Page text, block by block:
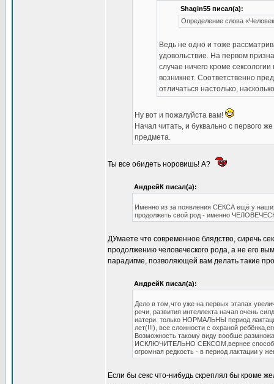
Shagin55 писал(а):
Определение слова
Ведь не одно и тоже
удовольствие. На первом
случае ничего кроме сексологии
возникнет. Соответственно
отличаться настолько,
Ну вот и пожалуйста вам!
Начал читать, и буквально с первого
предмета.
Ты все обидеть норовишь! А?
АндрейК писал(а):
Именно из за появления СЕКСА ещё у
продолжеть свой род - именно
ДУмаете что современное блядство, сиречь
продолжению человеческого рода, а не его
парадигме, позволяющей вам делать такие
АндрейК писал(а):
Дело в том,что уже на первых этапах
речи, развития интеллекта начал очень
иатери. только НОРМАЛЬНЫ период
лет(!!!), все сложности с охраной
Возможность такому виду вообше
ИСКЛЮЧИТЕЛЬНО СЕКСОМ,вернее
огромная редкость - в период лактации у
Если бы секс что-нибудь скреплял бы кроме